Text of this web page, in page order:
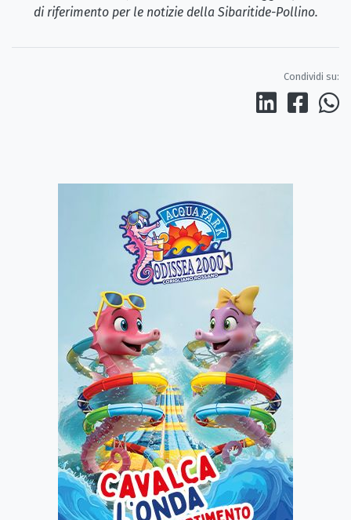
di riferimento per le notizie della Sibaritide-Pollino.
Condividi su: